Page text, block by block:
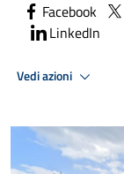
Facebook
LinkedIn
Vedi azioni